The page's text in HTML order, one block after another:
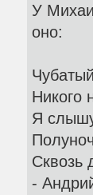
У
оно:
Никого
Я
Сквозь
-